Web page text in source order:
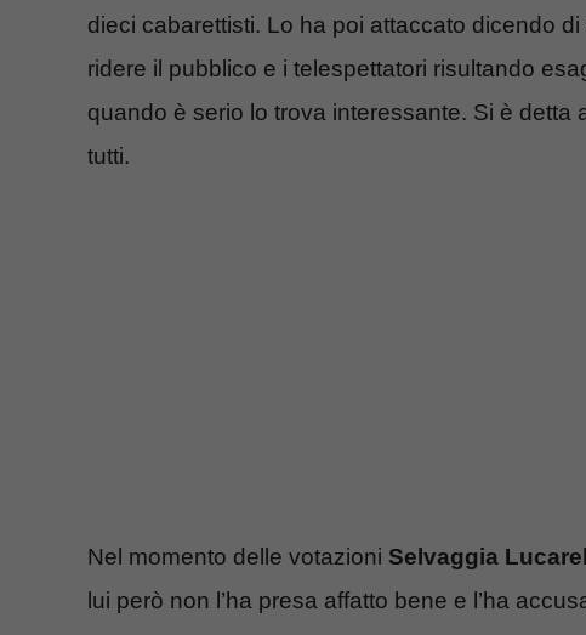
dieci cabarettisti. Lo ha poi attaccato dicendo
ridere il pubblico e i telespettatori risultando
quando è serio lo trova interessante. Si è
tutti.
Nel momento delle votazioni Selvaggia
lui però non l’ha presa affatto bene e l’ha